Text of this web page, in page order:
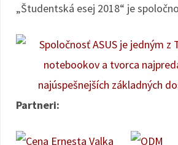
„Študentská esej 2018“ je
Partneri: